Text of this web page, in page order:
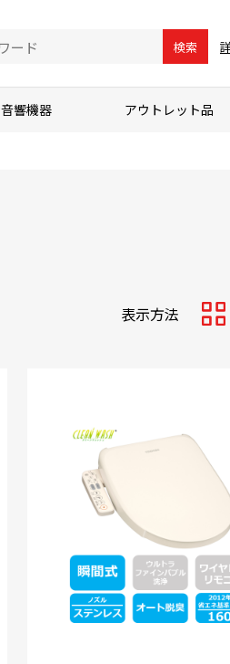
検索
音響機器 アウトレット品
表示方法